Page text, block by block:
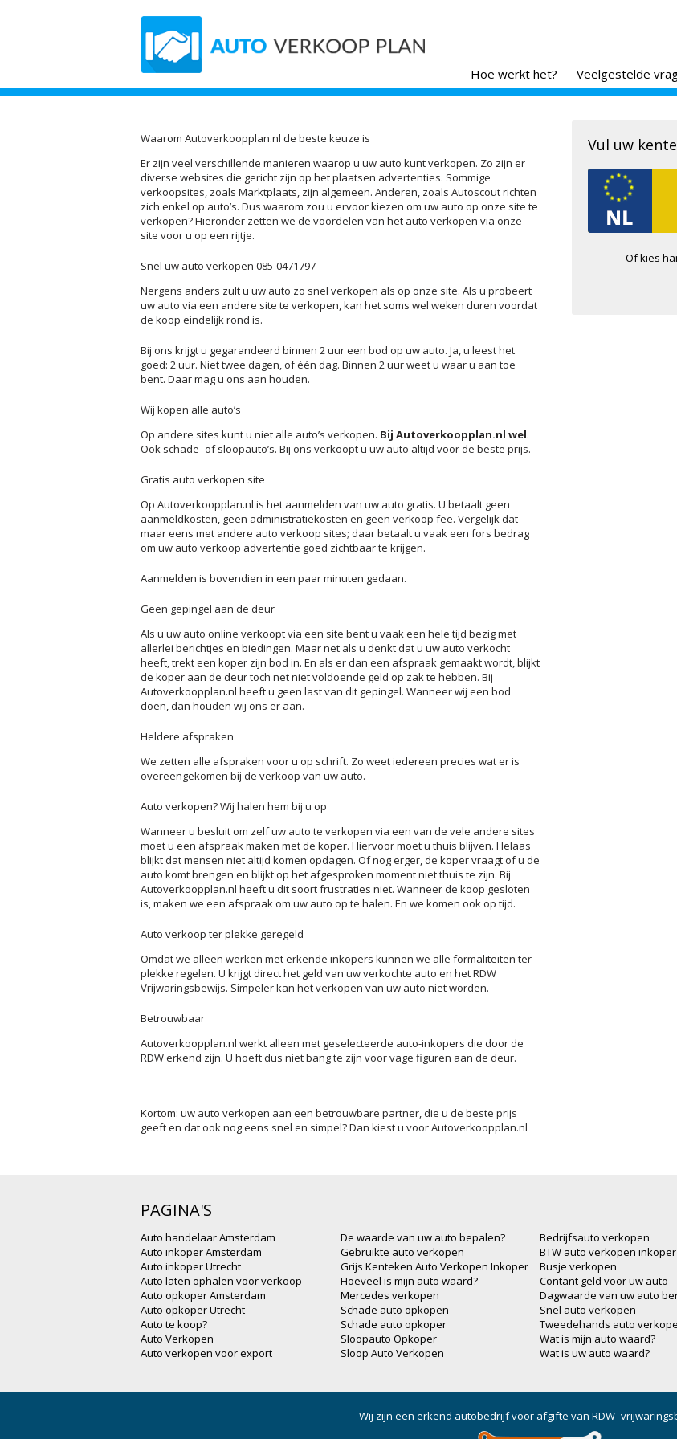
Hoe werkt het? Veelgestelde
Waarom Autoverkoopplan.nl de beste keuze is
Er zijn veel verschillende manieren waarop u uw auto kunt verkopen. Zo zijn er
diverse websites die gericht zijn op het plaatsen advertenties. Sommige
verkoopsites, zoals Marktplaats, zijn algemeen. Anderen, zoals Autoscout richten
zich enkel op auto’s. Dus waarom zou u ervoor kiezen om uw auto op onze site te
verkopen? Hieronder zetten we de voordelen van het auto verkopen via onze
site voor u op een rijtje.
Snel uw auto verkopen 085-0471797
Nergens anders zult u uw auto zo snel verkopen als op onze site. Als u probeert
uw auto via een andere site te verkopen, kan het soms wel weken duren voordat
de koop eindelijk rond is.
Bij ons krijgt u gegarandeerd binnen 2 uur een bod op uw auto. Ja, u leest het
goed: 2 uur. Niet twee dagen, of één dag. Binnen 2 uur weet u waar u aan toe
bent. Daar mag u ons aan houden.
Wij kopen alle auto’s
Op andere sites kunt u niet alle auto’s verkopen. Bij Autoverkoopplan.nl wel.
Ook schade- of sloopauto’s. Bij ons verkoopt u uw auto altijd voor de beste prijs.
Gratis auto verkopen site
Op Autoverkoopplan.nl is het aanmelden van uw auto gratis. U betaalt geen
aanmeldkosten, geen administratiekosten en geen verkoop fee. Vergelijk dat
maar eens met andere auto verkoop sites; daar betaalt u vaak een fors bedrag
om uw auto verkoop advertentie goed zichtbaar te krijgen.
Aanmelden is bovendien in een paar minuten gedaan.
Geen gepingel aan de deur
Als u uw auto online verkoopt via een site bent u vaak een hele tijd bezig met
allerlei berichtjes en biedingen. Maar net als u denkt dat u uw auto verkocht
heeft, trekt een koper zijn bod in. En als er dan een afspraak gemaakt wordt, blijkt
de koper aan de deur toch net niet voldoende geld op zak te hebben. Bij
Autoverkoopplan.nl heeft u geen last van dit gepingel. Wanneer wij een bod
doen, dan houden wij ons er aan.
Heldere afspraken
We zetten alle afspraken voor u op schrift. Zo weet iedereen precies wat er is
overeengekomen bij de verkoop van uw auto.
Auto verkopen? Wij halen hem bij u op
Wanneer u besluit om zelf uw auto te verkopen via een van de vele andere sites
moet u een afspraak maken met de koper. Hiervoor moet u thuis blijven. Helaas
blijkt dat mensen niet altijd komen opdagen. Of nog erger, de koper vraagt of u de
auto komt brengen en blijkt op het afgesproken moment niet thuis te zijn. Bij
Autoverkoopplan.nl heeft u dit soort frustraties niet. Wanneer de koop gesloten
is, maken we een afspraak om uw auto op te halen. En we komen ook op tijd.
Auto verkoop ter plekke geregeld
Omdat we alleen werken met erkende inkopers kunnen we alle formaliteiten ter
plekke regelen. U krijgt direct het geld van uw verkochte auto en het RDW
Vrijwaringsbewijs. Simpeler kan het verkopen van uw auto niet worden.
Betrouwbaar
Autoverkoopplan.nl werkt alleen met geselecteerde auto-inkopers die door de
RDW erkend zijn. U hoeft dus niet bang te zijn voor vage figuren aan de deur.
Kortom: uw auto verkopen aan een betrouwbare partner, die u de beste prijs
geeft en dat ook nog eens snel en simpel? Dan kiest u voor Autoverkoopplan.nl
Vul uw
Of kies
PAGINA'S
Auto handelaar Amsterdam
Auto inkoper Amsterdam
Auto inkoper Utrecht
Auto laten ophalen voor verkoop
Auto opkoper Amsterdam
Auto opkoper Utrecht
Auto te koop?
Auto Verkopen
Auto verkopen voor export
De waarde van uw auto bepalen?
Gebruikte auto verkopen
Grijs Kenteken Auto Verkopen Inkoper
Hoeveel is mijn auto waard?
Mercedes verkopen
Schade auto opkopen
Schade auto opkoper
Sloopauto Opkoper
Sloop Auto Verkopen
Bedrijfsauto verkopen
BTW auto verkopen inkoper
Busje verkopen
Contant geld voor uw auto
Dagwaarde van uw auto
Snel auto verkopen
Tweedehands auto
Wat is mijn auto waard?
Wat is uw auto waard?
Wij zijn een erkend autobedrijf voor afgifte van RDW-